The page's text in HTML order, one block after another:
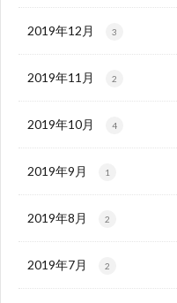
2019年12月 3
2019年11月 2
2019年10月 4
2019年9月 1
2019年8月 2
2019年7月 2